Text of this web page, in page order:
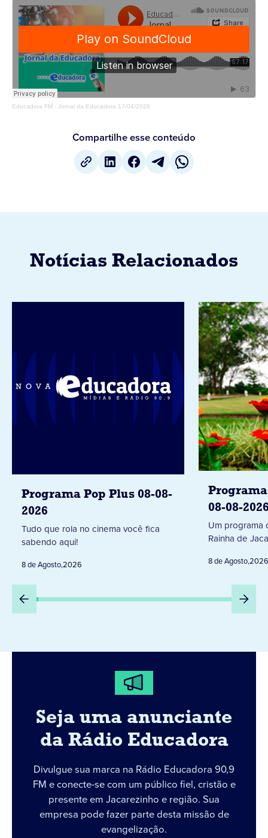
Educadora FM · Jornal da Educadora 17/04/2026
Compartilhe esse conteúdo
Notícias Relacionados
Programa Pop Plus 08-08-
2026
Tudo que rola no cinema você fica
sabendo aqui!
8 de Agosto,2026
08-08-
Um programa
Rainha de
8 de Agosto,2026
Seja uma anunciante
da Rádio Educadora
Divulgue sua marca na Rádio Educadora 90,9
FM e conecte-se com um público fiel, cristão e
presente em Jacarezinho e região. Sua
empresa pode fazer parte desta missão de
evangelização.